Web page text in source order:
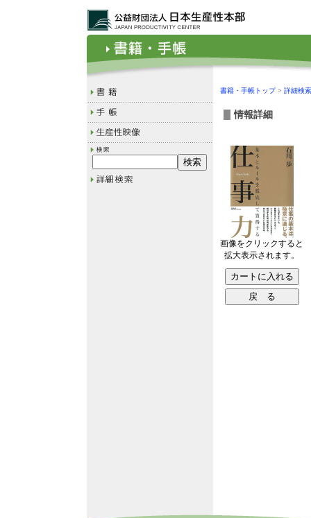
書籍・手帳トップ> 詳細検索
情報詳細
画像をクリックすると
拡大表示されます。